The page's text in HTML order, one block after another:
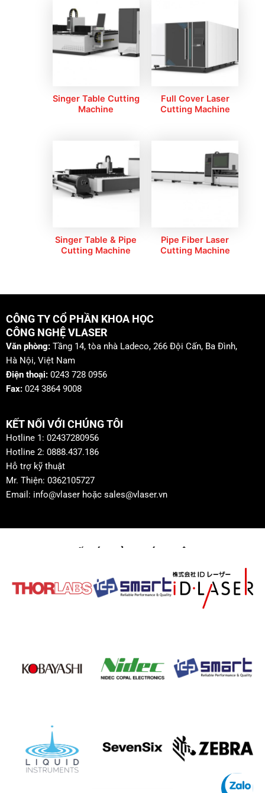
Singer Table Cutting
Machine
Full Cover Laser
Cutting Machine
Singer Table & Pipe
Cutting Machine
Pipe Fiber Laser
Cutting Machine
CÔNG TY CỔ PHẦN KHOA HỌC
CÔNG NGHỆ VLASER
Văn phòng: Tầng 14, tòa nhà Ladeco, 266 Đội Cấn, Ba Đình,
Hà Nội, Việt Nam
Điện thoại: 0243 728 0956
Fax: 024 3864 9008
KẾT NỐI VỚI CHÚNG TÔI
Hotline 1: 02437280956
Hotline 2: 0888.437.186
Hỗ trợ kỹ thuật
Mr. Thiện: 0362105727
Email: info@vlaser hoặc sales@vlaser.vn